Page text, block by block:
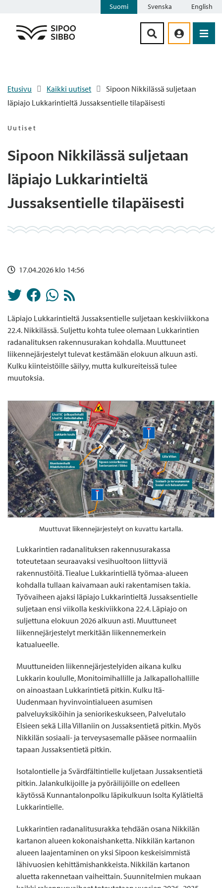
Suomi Svenska English
Etusivu Kaikki uutiset
Sipoon Nikkilässä suljetaan
läpiajo Lukkarintieltä Jussaksentielle tilapäisesti
Uutiset
Sipoon Nikkilässä suljetaan
läpiajo Lukkarintieltä
Jussaksentielle tilapäisesti
17.04.2026 klo 14:56
Läpiajo Lukkarintieltä Jussaksentielle suljetaan keskiviikkona
22.4. Nikkilässä. Suljettu kohta tulee olemaan Lukkarintien
radanalituksen rakennusurakan kohdalla. Muuttuneet
liikennejärjestelyt tulevat kestämään elokuun alkuun asti.
Kulku kiinteistöille säilyy, mutta kulkureiteissä tulee
muutoksia.
Muuttuvat liikennejärjestelyt on kuvattu kartalla.
Lukkarintien radanalituksen rakennusurakassa
toteutetaan seuraavaksi vesihuoltoon liittyviä
rakennustöitä. Tiealue Lukkarintiellä työmaa-alueen
kohdalla tullaan kaivamaan auki rakentamisen takia.
Työvaiheen ajaksi läpiajo Lukkarintieltä Jussaksentielle
suljetaan ensi viikolla keskiviikkona 22.4. Läpiajo on
suljettuna elokuun 2026 alkuun asti. Muuttuneet
liikennejärjestelyt merkitään liikennemerkein
katualueelle.
Muuttuneiden liikennejärjestelyiden aikana kulku
Lukkarin koululle, Monitoimihallille ja Jalkapallohallille
on ainoastaan Lukkarintietä pitkin. Kulku Itä-
Uudenmaan hyvinvointialueen asumisen
palveluyksiköihin ja seniorikeskukseen, Palvelutalo
Elsieen sekä Lilla Villaniin on Jussaksentietä pitkin. Myös
Nikkilän sosiaali- ja terveysasemalle pääsee normaaliin
tapaan Jussaksentietä pitkin.
Isotalontielle ja Svärdfältintielle kuljetaan Jussaksentietä
pitkin. Jalankulkijoille ja pyöräilijöille on edelleen
käytössä Kunnantalonpolku läpikulkuun Isolta Kylätieltä
Lukkarintielle.
Lukkarintien radanalitusurakka tehdään osana Nikkilän
kartanon alueen kokonaishanketta. Nikkilän kartanon
alueen laajentaminen on yksi Sipoon keskeisimmistä
lähivuosien kehittämishankkeista. Nikkilän kartanon
aluetta rakennetaan vaiheittain. Suunnitelmien mukaan